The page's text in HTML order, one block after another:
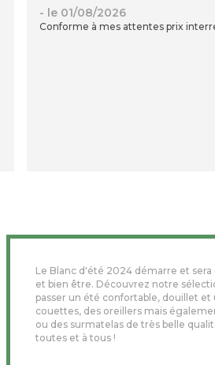
- le 01/08/2026
Conforme à mes attentes prix
Le Blanc d'été 2024 démarre et
et bien être. Découvrez notre
passer un été confortable, douillet et
couettes, des oreillers mais
ou des surmatelas de très belle
toutes et à tous !